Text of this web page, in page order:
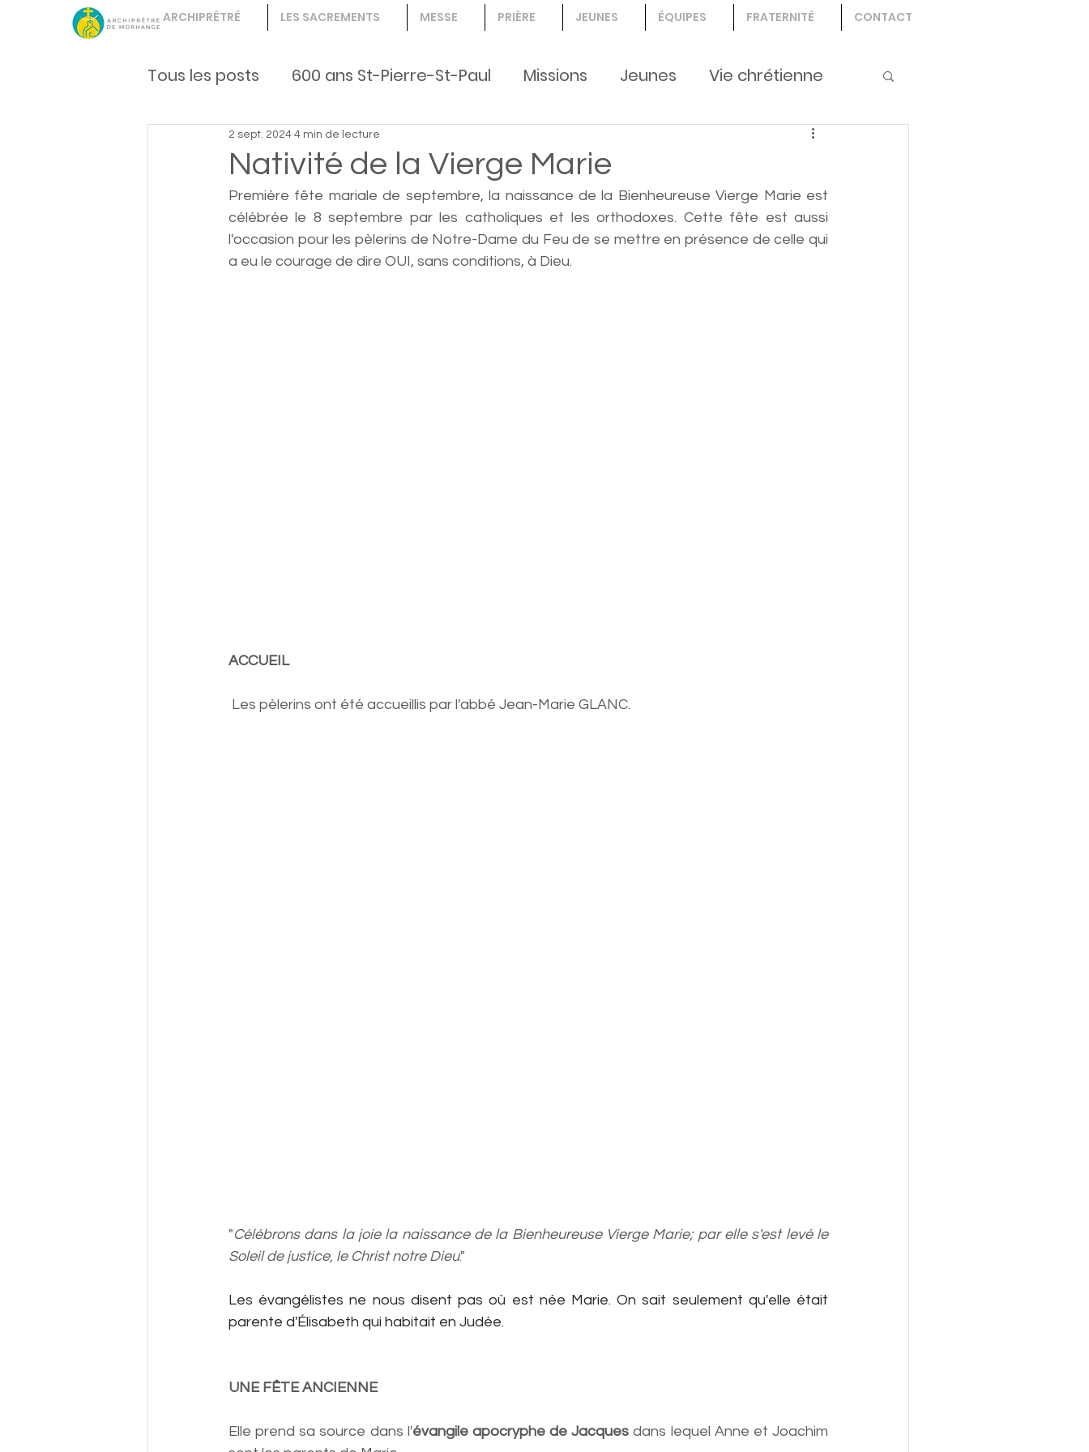
ARCHIPRÊTRÉ LES SACREMENTS MESSE PRIÈRE JEUNES ÉQUIPES FRATERNITÉ CONTACT
Tous les posts 600 ans St-Pierre-St-Paul Missions Jeunes Vie chrétienne
Vie fraternelle enfants, jeunes, Création
Nativité de la Vierge Marie
2 sept. 2024 4 min de lecture
Première fête mariale de septembre, la naissance de la Bienheureuse Vierge Marie est
célébrée le 8 septembre par les catholiques et les orthodoxes. Cette fête est aussi
l'occasion pour les pèlerins de Notre-Dame du Feu de se mettre en présence de celle qui
a eu le courage de dire OUI, sans conditions, à Dieu.
ACCUEIL
Les pèlerins ont été accueillis par l'abbé Jean-Marie GLANC.
"Célébrons dans la joie la naissance de la Bienheureuse Vierge Marie; par elle s'est levé le
Soleil de justice, le Christ notre Dieu."
Les évangélistes ne nous disent pas où est née Marie. On sait seulement qu'elle était
parente d'Élisabeth qui habitait en Judée.
UNE FÊTE ANCIENNE
Elle prend sa source dans l'évangile apocryphe de Jacques dans lequel Anne et Joachim